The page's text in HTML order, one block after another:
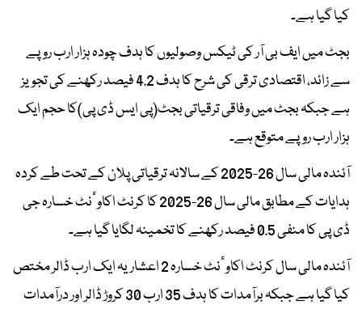
کیا گیا ہے۔
بجٹ میں ایف بی آر کی ٹیکس وصولیوں کا ہدف چودہ ہزار ارب روپے
سے زائد، اقتصادی ترقی کی شرح کا ہدف 4.2 فیصد رکھنے کی تجویز
ہے جبکہ بجٹ میں وفاقی ترقیاتی بجٹ(پی ایس ڈی پی)کا حجم ایک
ہزار ارب روپے متوقع ہے۔
آئندہ مالی سال 26-2025 کے سالانہ ترقیاتی پلان کے تحت طے کردہ
ہدایات کے مطابق مالی سال 26-2025 کا کرنٹ اکاوٴنٹ خسارہ جی
ڈی پی کا منفی 0.5 فیصد رکھنے کا تخمینہ لگایا گیا ہے۔
آئندہ مالی سال کرنٹ اکاوٴنٹ خسارہ 2 اعشاریہ ایک ارب ڈالر مختص
کیا گیا ہے جبکہ برآمدات کا ہدف 35 ارب 30 کروڑ ڈالر اور درآمدات